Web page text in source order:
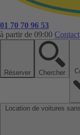
01 70 70 96 53
à partir de 09:00 Contact
Réserver Chercher